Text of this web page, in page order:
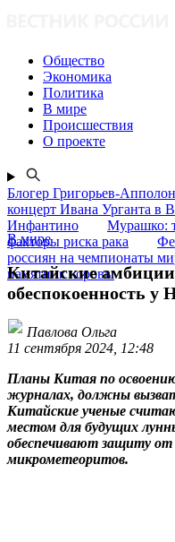
Общество
Экономика
Политика
В мире
Происшествия
О проекте
Блогер Григорьев-
концерт Ивана Урганта в
Инфантино
Мурашко:
факторы риска рака
россиян на чемпионаты
памятник коровы
В мире
Китайские
обеспокоенность у
Павлова Ольга
11 сентября 2024, 12:48
Планы Китая по
журналах, должны
Китайские ученые
местом для будущих
обеспечивают защиту от
микрометеоритов.